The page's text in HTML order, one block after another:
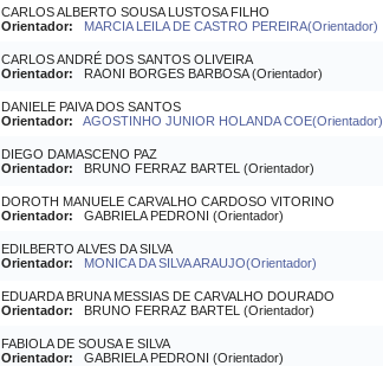
CARLOS ALBERTO SOUSA LUSTOSA FILHO
Orientador:
MARCIA LEILA DE CASTRO PEREIRA(Orientador)
CARLOS ANDRÉ DOS SANTOS OLIVEIRA
Orientador: RAONI BORGES BARBOSA (Orientador)
DANIELE PAIVA DOS SANTOS
Orientador:
AGOSTINHO JUNIOR HOLANDA COE(Orientador)
DIEGO DAMASCENO PAZ
Orientador: BRUNO FERRAZ BARTEL (Orientador)
DOROTH MANUELE CARVALHO CARDOSO VITORINO
Orientador: GABRIELA PEDRONI (Orientador)
EDILBERTO ALVES DA SILVA
Orientador:
MONICA DA SILVA ARAUJO(Orientador)
EDUARDA BRUNA MESSIAS DE CARVALHO DOURADO
Orientador: BRUNO FERRAZ BARTEL (Orientador)
FABIOLA DE SOUSA E SILVA
Orientador: GABRIELA PEDRONI (Orientador)